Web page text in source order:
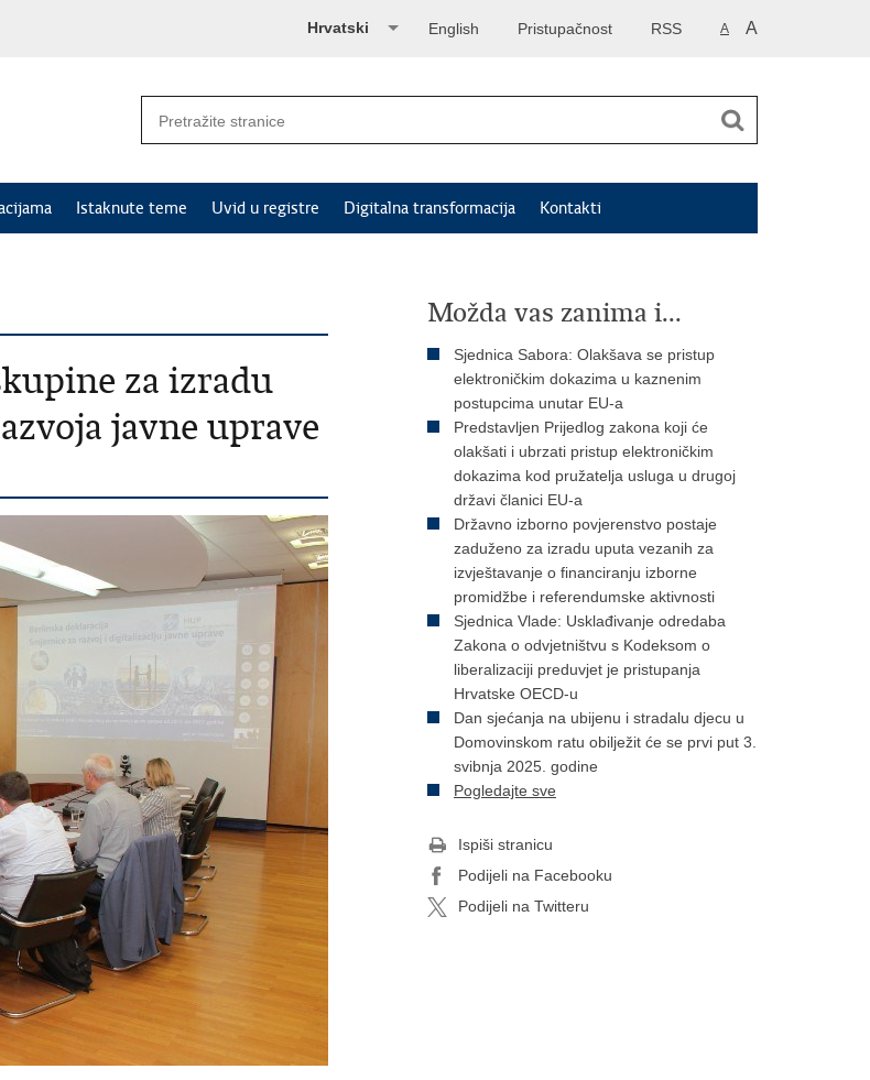
A A
RSS
Pristupačnost
English
Hrvatski
Istaknute teme Uvid u registre Digitalna transformacija Kontakti
za izradu
javne uprave
Možda vas zanima i...
Sjednica Sabora: Olakšava se pristup
elektroničkim dokazima u kaznenim
postupcima unutar EU-a
Predstavljen Prijedlog zakona koji će
olakšati i ubrzati pristup elektroničkim
dokazima kod pružatelja usluga u drugoj
državi članici EU-a
Državno izborno povjerenstvo postaje
zaduženo za izradu uputa vezanih za
izvještavanje o financiranju izborne
promidžbe i referendumske aktivnosti
Sjednica Vlade: Usklađivanje odredaba
Zakona o odvjetništvu s Kodeksom o
liberalizaciji preduvjet je pristupanja
Hrvatske OECD-u
Dan sjećanja na ubijenu i stradalu djecu u
Domovinskom ratu obilježit će se prvi put 3.
svibnja 2025. godine
Pogledajte sve
Ispiši stranicu
Podijeli na Facebooku
Podijeli na Twitteru